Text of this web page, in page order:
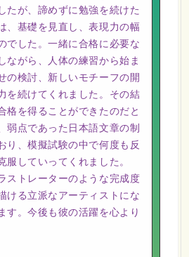
たが、諦めずに勉強を続けた
、基礎を見直し、表現力の幅
でした。一緒に合格に必要な
ながら、人体の練習から始ま
の検討、新しいモチーフの開
を続けてくれました。その結
格を得ることができたのだと
点であった日本語文章の制
り、模擬試験の中で何度も反
服していってくれました。
ストレーターのような完成度
ける立派なアーティストにな
す。今後も彼の活躍を心より